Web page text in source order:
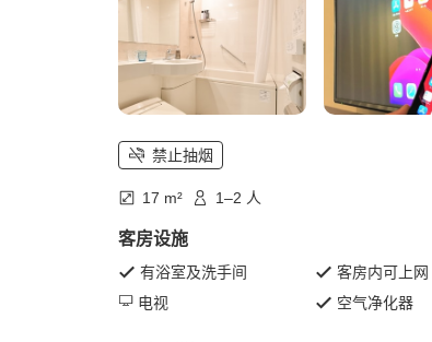
禁止抽烟
17 m² 1–2 人
客房设施
有浴室及洗手间
客房内可上网
电视
空气净化器